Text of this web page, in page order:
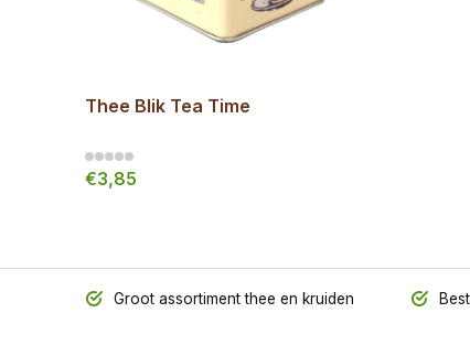
Thee Blik Tea Time
€3,85
Groot assortiment thee en kruiden